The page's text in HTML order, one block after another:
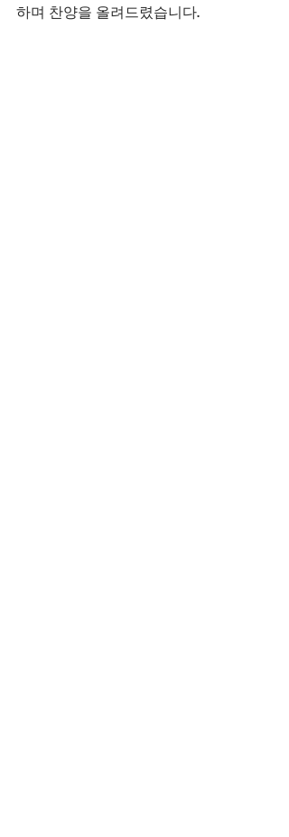
하며 찬양을 올려드렸습니다.